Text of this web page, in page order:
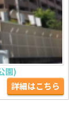
園)
詳細はこちら